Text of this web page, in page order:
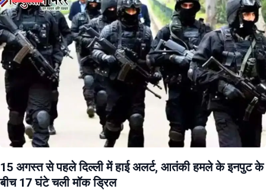
15 अगस्त से पहले दिल्ली में हाई अलर्ट, आतंकी हमले के इनपुट के
बीच 17 घंटे चली मॉक ड्रिल